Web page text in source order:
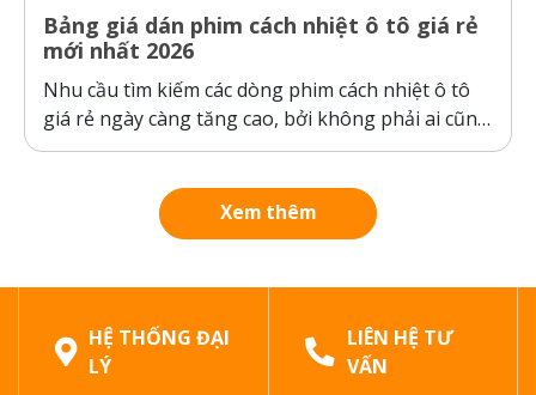
Bảng giá dán phim cách nhiệt ô tô giá rẻ
mới nhất 2026
Nhu cầu tìm kiếm các dòng phim cách nhiệt ô tô
giá rẻ ngày càng tăng cao, bởi không phải ai cũng
sẵn sàng bỏ ra hàng chục triệu đồng cho một gói
hãng” và “hàng giả, hàng nhái”...
Xem thêm
HỆ THỐNG ĐẠI
LÝ
LIÊN HỆ TƯ
VẤN